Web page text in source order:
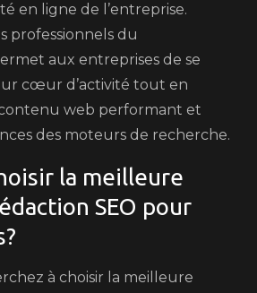
en ligne de l’entreprise.
professionnels du
aux entreprises de se
cœur d’activité tout en
web performant et
des moteurs de recherche.
la meilleure
SEO pour
à choisir la meilleure